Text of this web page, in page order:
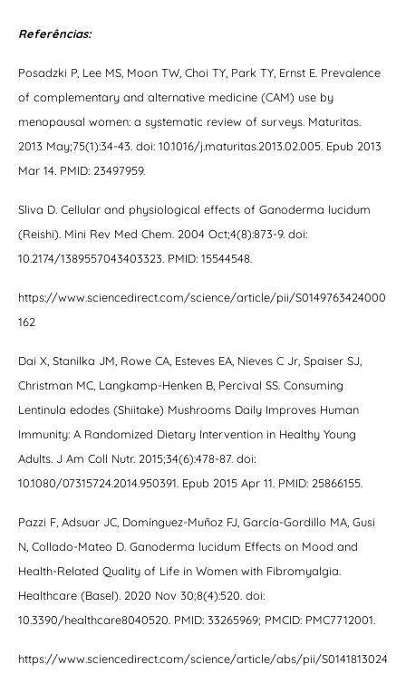
Referências:
Posadzki P, Lee MS, Moon TW, Choi TY, Park TY, Ernst E. Prevalence
of complementary and alternative medicine (CAM) use by
menopausal women: a systematic review of surveys. Maturitas.
2013 May;75(1):34-43. doi: 10.1016/j.maturitas.2013.02.005. Epub 2013
Mar 14. PMID: 23497959.
Sliva D. Cellular and physiological effects of Ganoderma lucidum
(Reishi). Mini Rev Med Chem. 2004 Oct;4(8):873-9. doi:
10.2174/1389557043403323. PMID: 15544548.
https://www.sciencedirect.com/science/article/pii/S0149763424000
162
Dai X, Stanilka JM, Rowe CA, Esteves EA, Nieves C Jr, Spaiser SJ,
Christman MC, Langkamp-Henken B, Percival SS. Consuming
Lentinula edodes (Shiitake) Mushrooms Daily Improves Human
Immunity: A Randomized Dietary Intervention in Healthy Young
Adults. J Am Coll Nutr. 2015;34(6):478-87. doi:
10.1080/07315724.2014.950391. Epub 2015 Apr 11. PMID: 25866155.
Pazzi F, Adsuar JC, Domínguez-Muñoz FJ, García-Gordillo MA, Gusi
N, Collado-Mateo D. Ganoderma lucidum Effects on Mood and
Health-Related Quality of Life in Women with Fibromyalgia.
Healthcare (Basel). 2020 Nov 30;8(4):520. doi:
10.3390/healthcare8040520. PMID: 33265969; PMCID: PMC7712001.
https://www.sciencedirect.com/science/article/abs/pii/S0141813024